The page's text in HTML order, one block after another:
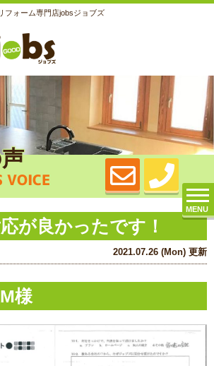
フォーム専門店jobsジョブズ
MENU
VOICE
が良かったです！
2021.07.26 (Mon) 更新
様